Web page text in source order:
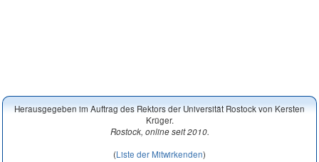
Herausgegeben im Auftrag des Rektors der Universität Rostock von Kersten
Krüger.
Rostock, online seit 2010.
(Liste der Mitwirkenden)